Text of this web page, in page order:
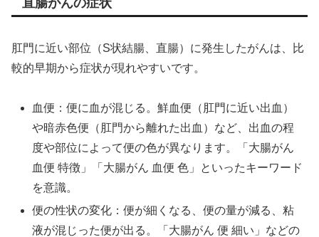
直腸がんの症状
肛門に近い部位（S状結腸、直腸）に発生したがんは、比
較的早期から症状が現れやすいです。
血便：便に血が混じる。鮮血便（肛門に近い出血）
や暗赤色便（肛門から離れた出血）など、出血の程
度や部位によって便の色が異なります。「大腸がん
血便 特徴」「大腸がん 血便 色」といったキーワード
を意識。
便の性状の変化：便が細くなる、便の量が減る、粘
液が混じった便が出る。「大腸がん 便 細い」などの